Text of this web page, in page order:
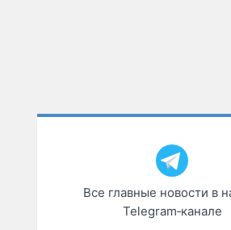
Все главные новости в
Telegram‑канале